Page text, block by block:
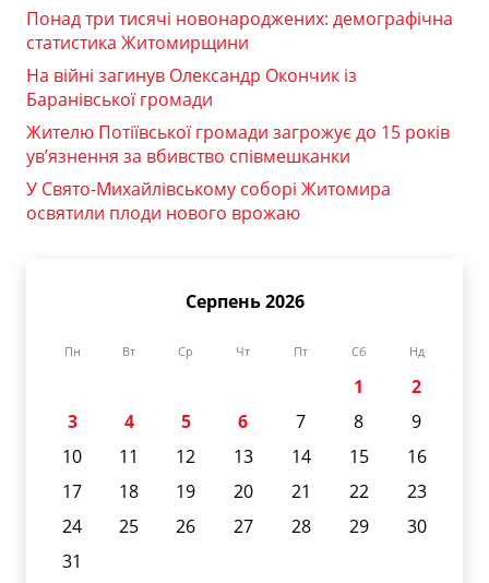
Понад три тисячі новонароджених: демографічна
статистика Житомирщини
На війні загинув Олександр Окончик із
Баранівської громади
Жителю Потіївської громади загрожує до 15 років
ув’язнення за вбивство співмешканки
У Свято-Михайлівському соборі Житомира
освятили плоди нового врожаю
Серпень 2026
Пн Вт Ср Чт Пт Сб Нд
1
2
3
4 5 6 7 8
9
10
11 12 13 14 15
16
17
18 19 20 21 22
23
24
25 26 27 28 29
30
31